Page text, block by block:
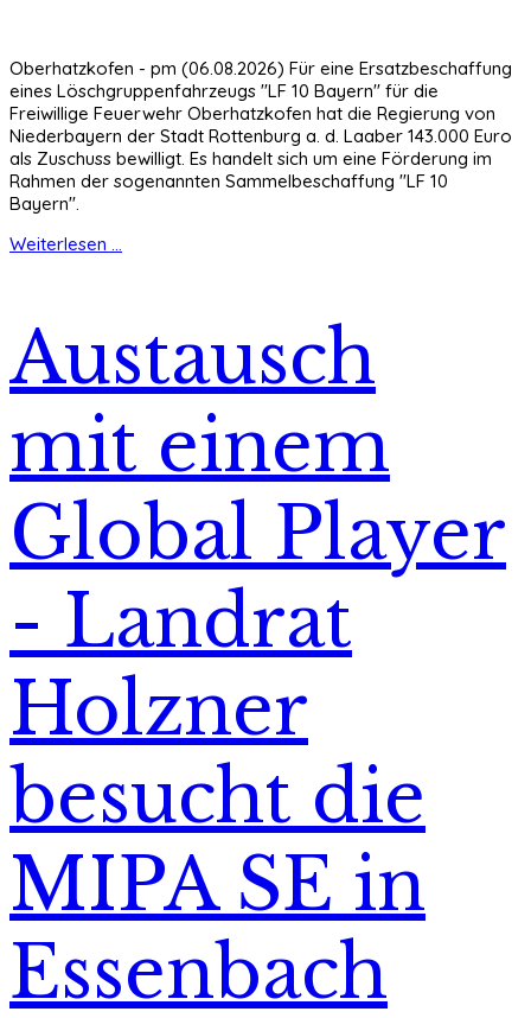
Oberhatzkofen - pm (06.08.2026) Für eine Ersatzbeschaffung
eines Löschgruppenfahrzeugs "LF 10 Bayern" für die
Freiwillige Feuerwehr Oberhatzkofen hat die Regierung von
Niederbayern der Stadt Rottenburg a. d. Laaber 143.000 Euro
als Zuschuss bewilligt. Es handelt sich um eine Förderung im
Rahmen der sogenannten Sammelbeschaffung "LF 10
Bayern".
Weiterlesen ...
Austausch
mit einem
Global Player
- Landrat
Holzner
besucht die
MIPA SE in
Essenbach